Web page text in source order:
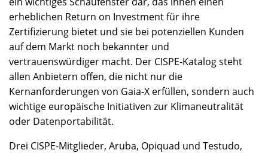
erheblichen Return on Investment für ihre
Zertifizierung bietet und sie bei potenziellen Kunden
auf dem Markt noch bekannter und
vertrauenswürdiger macht. Der CISPE-Katalog steht
allen Anbietern offen, die nicht nur die
Kernanforderungen von Gaia-X erfüllen, sondern auch
wichtige europäische Initiativen zur Klimaneutralität
oder Datenportabilität.
Drei CISPE-Mitglieder, Aruba, Opiquad und Testudo,